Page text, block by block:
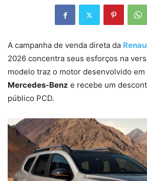
A campanha de venda direta da
2026 concentra seus esforços na
modelo traz o motor desenvolvido em
Mercedes-Benz e recebe um
público PCD.